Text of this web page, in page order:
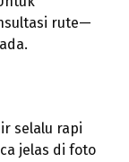
rute—
selalu rapi
jelas di foto